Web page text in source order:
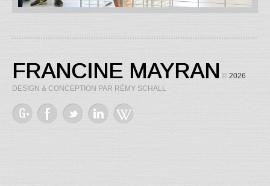
FRANCINE MAYRAN © 2026
DESIGN & CONCEPTION PAR RÉMY SCHALL